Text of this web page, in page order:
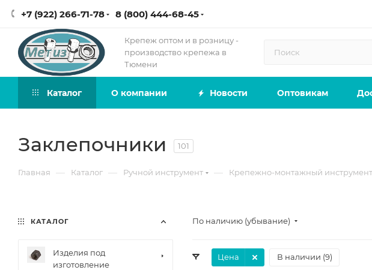
+7 (922) 266-71-78 8 (800) 444-68-45
Крепеж оптом и в розницу -
производство крепежа в
Тюмени
Каталог О компании Новости Оптовикам
Заклепочники 101
Главная — Каталог — Ручной инструмент — Крепежно-монтажный инструмент
По наличию (убывание)
Цена В наличии (9)
КАТАЛОГ
Изделия под
изготовление